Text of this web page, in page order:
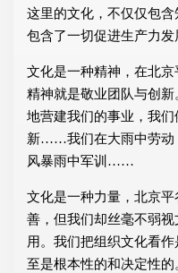
这里的文化，不仅仅包
包含了一切促进生产力发
文化是一种精神，在北
精神就是敬业团队与创
地营建我们的事业，我
新……我们在大雨中劳动
风暴雨中军训……
文化是一种力量，北京
善，但我们却丝毫不弱
用。我们把组织文化看
至是根本性的和决定性